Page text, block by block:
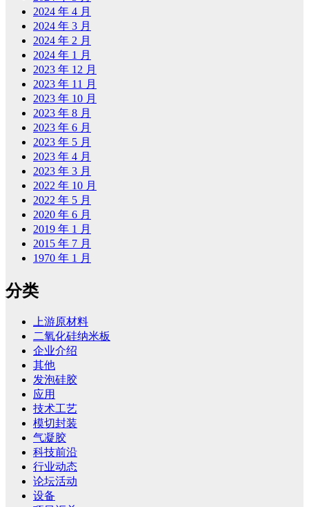
2024 年 4 月
2024 年 3 月
2024 年 2 月
2024 年 1 月
2023 年 12 月
2023 年 11 月
2023 年 10 月
2023 年 8 月
2023 年 6 月
2023 年 5 月
2023 年 4 月
2023 年 3 月
2022 年 10 月
2022 年 5 月
2020 年 6 月
2019 年 1 月
2015 年 7 月
1970 年 1 月
分类
上游原材料
二氧化硅纳米板
企业介绍
其他
发泡硅胶
应用
技术工艺
模切封装
气凝胶
科技前沿
行业动态
论坛活动
设备